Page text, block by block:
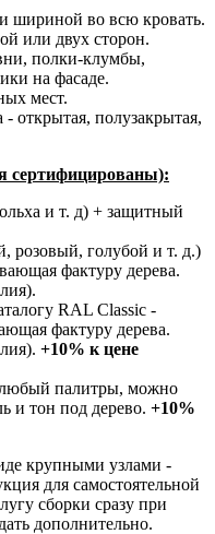
шириной во всю кровать.
или двух сторон.
полки-клумбы,
на фасаде.
мест.
открытая, полузакрытая,
сертифицированы):
и т. д) + защитный
розовый, голубой и т. д.)
фактуру дерева.
RAL Classic -
фактуру дерева.
+10% к цене
палитры, можно
и тон под дерево. +10%
крупными узлами -
для самостоятельной
сборки сразу при
дополнительно.